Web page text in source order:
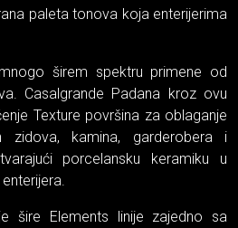
paleta tonova koja enterijerima
širem spektru primene od
Casalgrande Padana kroz ovu
Texture površina za oblaganje
zidova, kamina, garderobera i
porcelansku keramiku u
šire Elements linije zajedno sa